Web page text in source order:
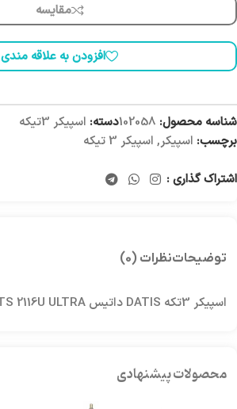
مقایسه
افزودن به علاقه مندی
شناسه محصول: 102058دسته: اسپیکر 3تیکه
برچسب: اسپیکر, اسپیکر 3 تیکه
اشتراک گذاری :
توضیحاتنظرات (0)
اسپیکر 3تکه DATIS داتیس TS 2116U ULTRA
محصولات پیشنهادی